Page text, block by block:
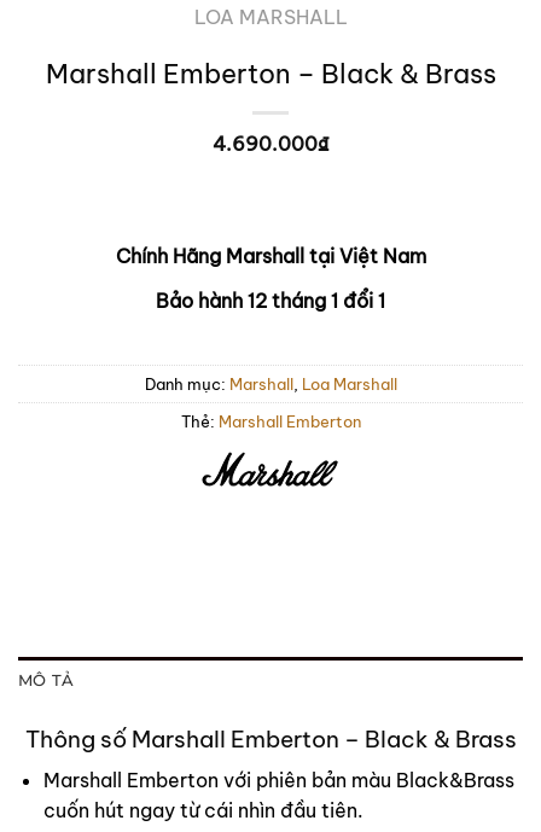
LOA MARSHALL
Marshall Emberton – Black & Brass
4.690.000₫
Chính Hãng Marshall tại Việt Nam
Bảo hành 12 tháng 1 đổi 1
Danh mục: Marshall, Loa Marshall
Thẻ: Marshall Emberton
MÔ TẢ
Thông số Marshall Emberton – Black & Brass
Marshall Emberton với phiên bản màu Black&Brass
cuốn hút ngay từ cái nhìn đầu tiên.